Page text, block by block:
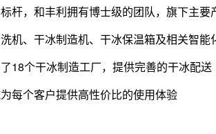
杆，和丰利拥有博士级的团队，旗下主要
机、干冰制造机、干冰保温箱及相关智能
18个干冰制造工厂，提供完善的干冰配送
每个客户提供高性价比的使用体验